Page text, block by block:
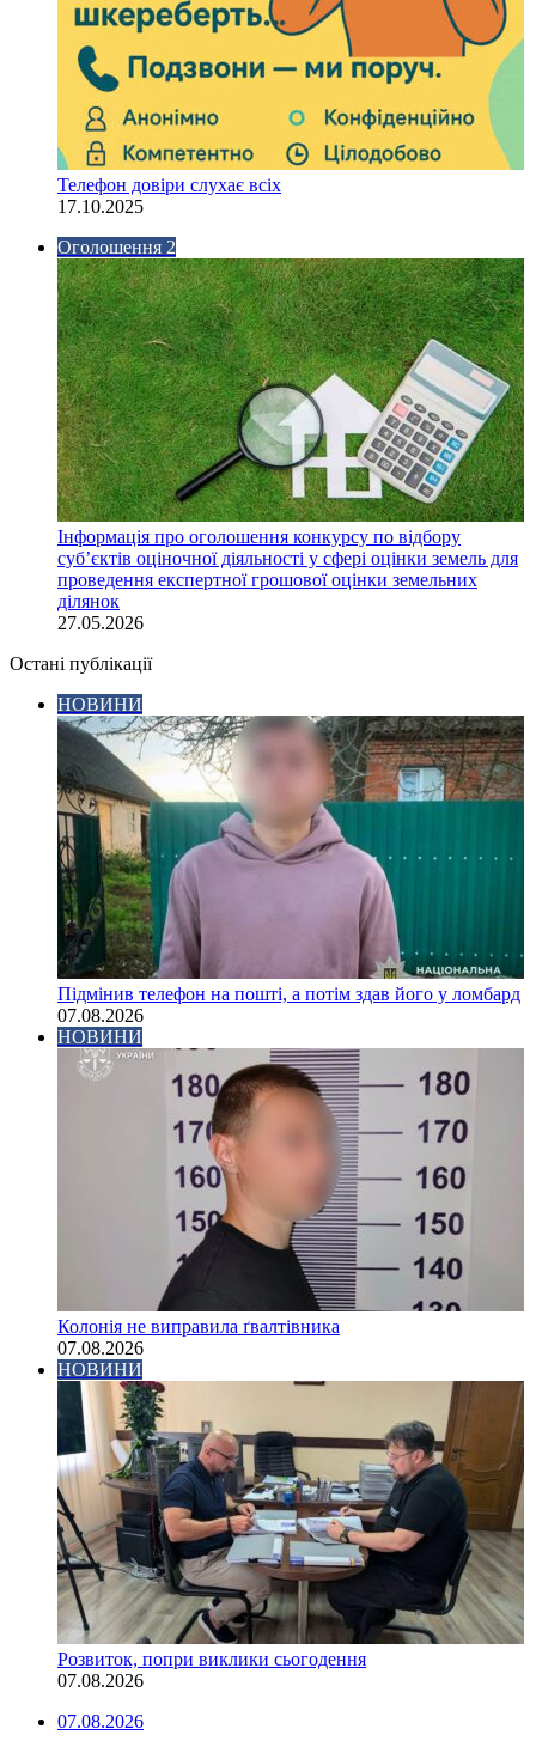
Телефон довіри слухає всіх
17.10.2025
Оголошення 2
Інформація про оголошення конкурсу по відбору
суб’єктів оціночної діяльності у сфері оцінки земель для
проведення експертної грошової оцінки земельних
ділянок
27.05.2026
Остані публікації
НОВИНИ
Підмінив телефон на пошті, а потім здав його у ломбард
07.08.2026
НОВИНИ
Колонія не виправила ґвалтівника
07.08.2026
НОВИНИ
Розвиток, попри виклики сьогодення
07.08.2026
07.08.2026